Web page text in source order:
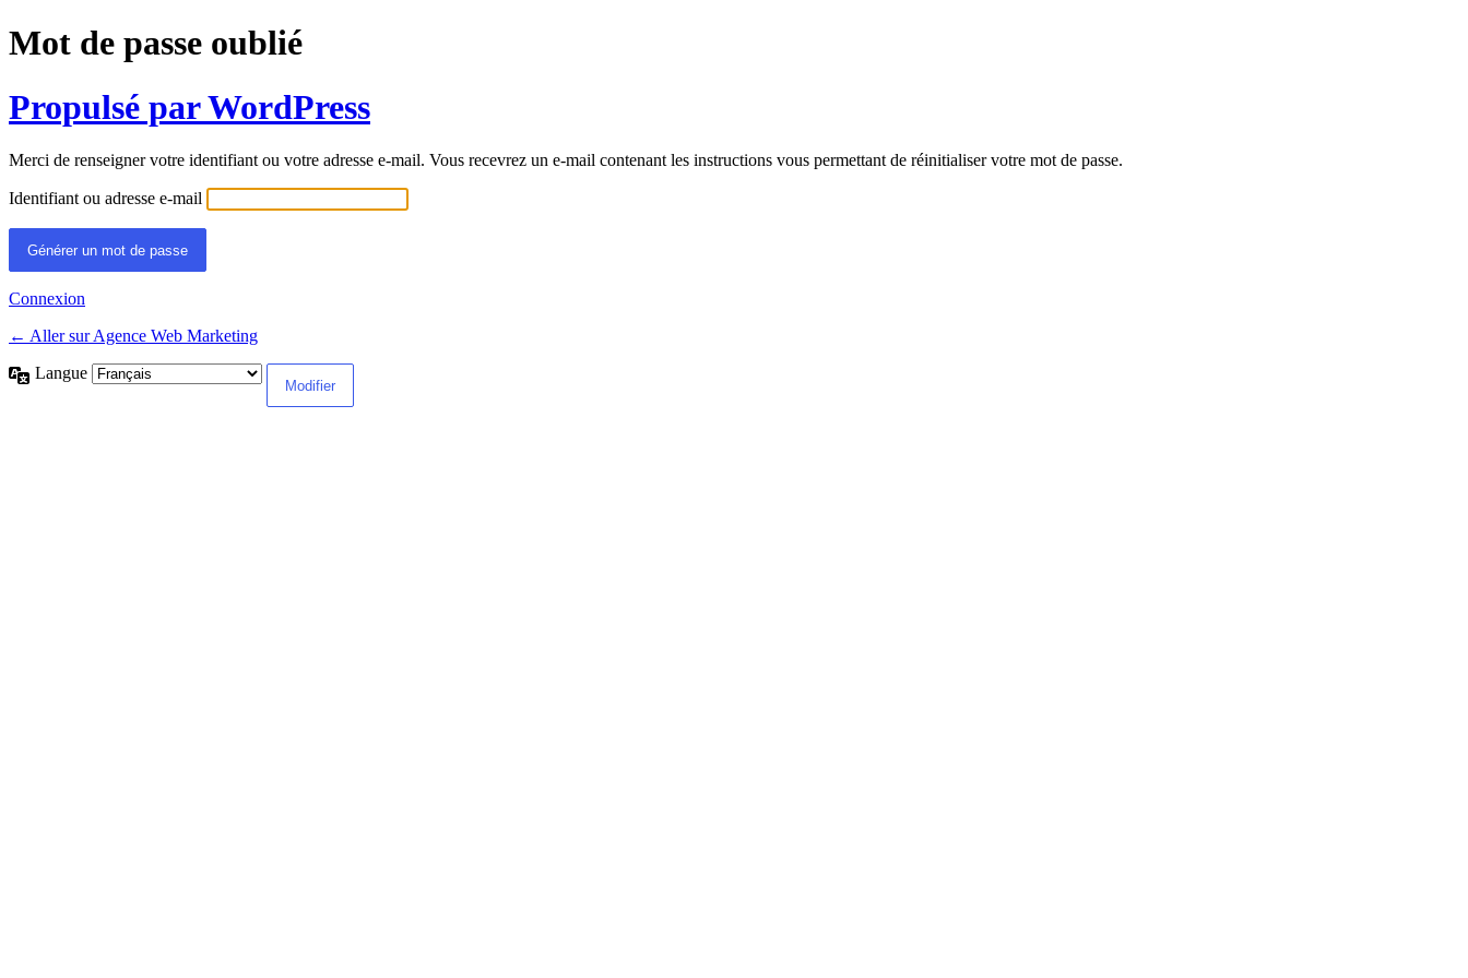
Mot de passe oublié
Propulsé par WordPress
Merci de renseigner votre identifiant ou votre adresse e-mail. Vous recevrez un e-mail contenant les instructions vous permettant de réinitialiser votre mot de passe.
Identifiant ou adresse e-mail
Connexion
← Aller sur Agence Web Marketing
Langue